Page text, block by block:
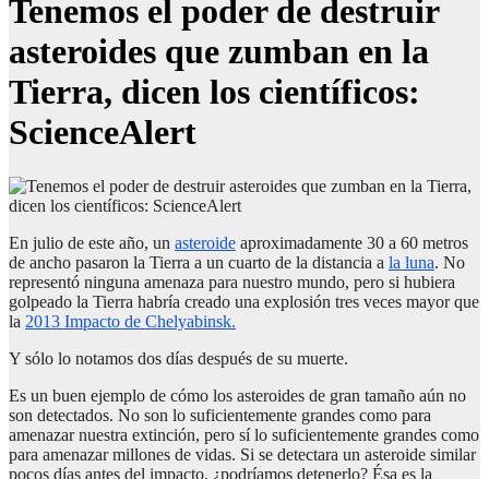
Tenemos el poder de destruir
asteroides que zumban en la
Tierra, dicen los científicos:
ScienceAlert
En julio de este año, un asteroide aproximadamente 30 a 60 metros
de ancho pasaron la Tierra a un cuarto de la distancia a la luna. No
representó ninguna amenaza para nuestro mundo, pero si hubiera
golpeado la Tierra habría creado una explosión tres veces mayor que
la 2013 Impacto de Chelyabinsk.
Y sólo lo notamos dos días después de su muerte.
Es un buen ejemplo de cómo los asteroides de gran tamaño aún no
son detectados. No son lo suficientemente grandes como para
amenazar nuestra extinción, pero sí lo suficientemente grandes como
para amenazar millones de vidas. Si se detectara un asteroide similar
pocos días antes del impacto, ¿podríamos detenerlo? Ésa es la